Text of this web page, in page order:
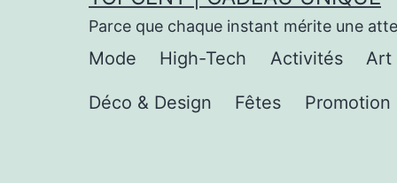
Parce que chaque instant mérite une
Mode High-Tech Activités Art
Déco & Design Fêtes Promotion